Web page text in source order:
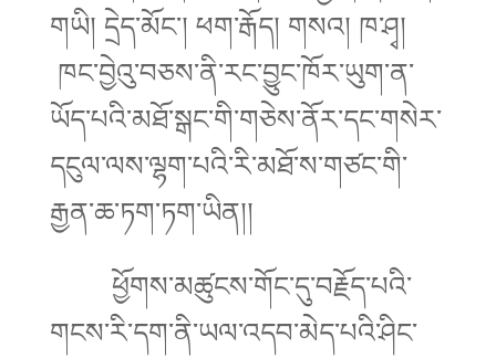
གཡི། དྲེད་མོང་། ཕག་རྒོད། གསའ། ཁ་ཤྭ།
ཁང་བྱེའུ་བཅས་ནི་རང་བྱུང་ཁོར་ཡུག་ན་
ཡོད་པའི་མཐོ་སྒང་གི་གཅེས་ནོར་དང་གསེར་
དངུལ་ལས་ལྷག་པའི་རི་མཐོ་ས་གཙང་གི་
རྒྱན་ཆ་ཏག་ཏག་ཡིན།།
ཕྱོགས་མཚུངས་གོང་དུ་བརྗོད་པའི་
གངས་རི་དག་ནི་ཡལ་འདབ་མེད་པའི་ཤིང་